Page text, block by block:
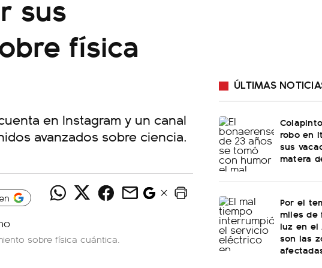
sus
física
en Instagram y un canal
avanzados sobre ciencia.
sobre física cuántica.
ÚLTIMAS
robo en
sus
matera
Por el
miles de
luz en el
son las